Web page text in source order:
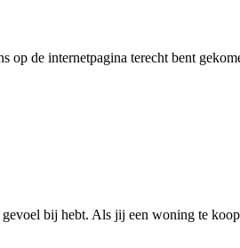
de internetpagina terecht bent
bij hebt. Als jij een woning te